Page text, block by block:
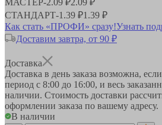
СТАНДАРТ-1.39 ₽1.39 ₽
Как стать «ПРОФИ» сразу!Узнать
Доставим завтра, от 90 ₽
Доставка
Доставка в день заказа возможна,
период с 8:00 до 16:00, и весь
наличии. Стоимость доставки
оформлении заказа по вашему адресу.
В наличии